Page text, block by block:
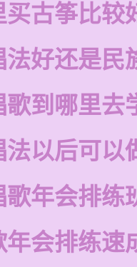
买古筝比较
法好还是民
歌到哪里去
法以后可以
歌年会排练
年会排练速